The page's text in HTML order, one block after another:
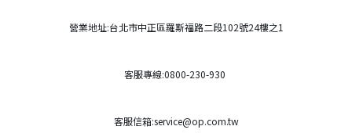
營業地址:台北市中正區羅斯福路二段102號24樓之1
客服專線:0800-230-930
客服信箱:service@op.com.tw